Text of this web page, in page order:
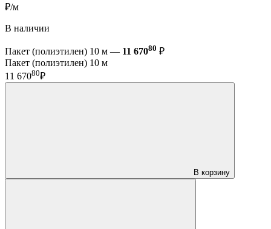
₽/м
В наличии
Пакет (полиэтилен) 10 м — 11 67080 ₽
Пакет (полиэтилен) 10 м
11 67080₽
В корзину